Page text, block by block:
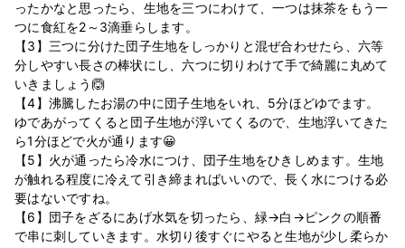
ったかなと思ったら、生地を三つにわけて、一つは抹茶をもう一
つに食紅を2～3滴垂らします。
【3】三つに分けた団子生地をしっかりと混ぜ合わせたら、六等
分しやすい長さの棒状にし、六つに切りわけて手で綺麗に丸めて
いきましょう🙆‍
【4】沸騰したお湯の中に団子生地をいれ、5分ほどゆでます。
ゆであがってくると団子生地が浮いてくるので、生地浮いてきた
ら1分ほどで火が通ります😀
【5】火が通ったら冷水につけ、団子生地をひきしめます。生地
が触れる程度に冷えて引き締まればいいので、長く水につける必
要はないですね。
【6】団子をざるにあげ水気を切ったら、緑→白→ピンクの順番
で串に刺していきます。水切り後すぐにやると生地が少し柔らか